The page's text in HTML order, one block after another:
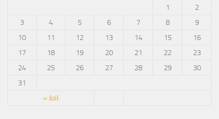
« Juil
1
2
3
4 5 6 7 8
9
10
11 12 13 14 15
16
17
18 19 20 21 22
23
24
25 26 27 28 29
30
31